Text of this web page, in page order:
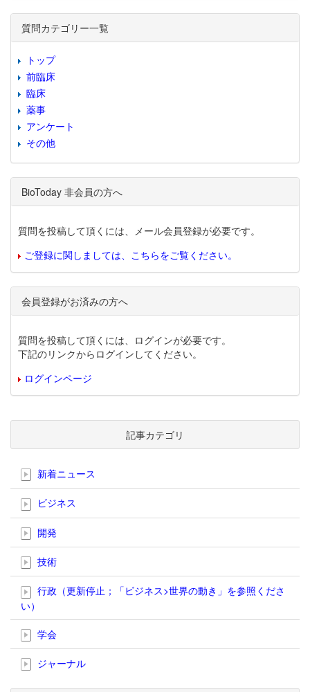
質問カテゴリー一覧
トップ
前臨床
臨床
薬事
アンケート
その他
BioToday 非会員の方へ
質問を投稿して頂くには、メール会員登録が必要です。
ご登録に関しましては、こちらをご覧ください。
会員登録がお済みの方へ
質問を投稿して頂くには、ログインが必要です。
下記のリンクからログインしてください。
ログインページ
記事カテゴリ
新着ニュース
ビジネス
開発
技術
行政（更新停止；「ビジネス>世界の動き」を参照くださ
い）
学会
ジャーナル